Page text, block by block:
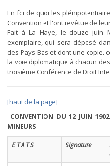
En foi de quoi les
Convention et l'ont revêtue de
Fait à La Haye, le douze juin
exemplaire, qui sera déposé
des Pays-Bas et dont une copie,
la voie diplomatique à chacun
troisième Conférence de Droit
[haut de la page]
CONVENTION DU 12 JUIN
MINEURS
E T A T S Signature